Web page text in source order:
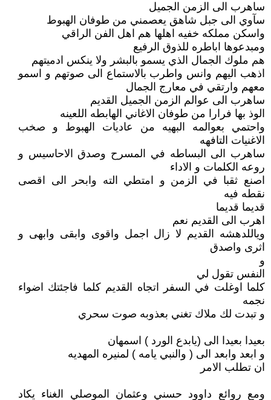
ساهرب الى الزمن الجميل
سآوي الى جبل شاهق يعصمني من طوفان الهبوط
واسكن مملكه خفيه اهلها هم اهل الفن الراقي
ومبدعوها اباطره للذوق الرفيع
هم ملوك الجمال الذي يسمو بالبشر ولا ينكس ادميتهم
اذهب اليهم وانس واطرب بالاستماع الى صوتهم و اسمو
معهم وارتقي في معارج الجمال
ساهرب الى عوالم الزمن الجميل القديم
الوذ بها فرارا من طوفان الاغاني الهابطه اللعينه
واحتمي بعوالمه البهيه من عاديات الهبوط و صخب
الاغنيات التافهه
ساهرب الى البساطه في المسرح وصدق الاحاسيس و
روعه الكلمات و الاداء
اصنع ثقبا في الزمن و امتطي الته وابحر الى اقصى
نقطه فيه
قديما قديما
اهرب الى القديم نعم
وياللدهشه القديم لا زال اجمل واقوى وابقى وابهى و
اثرى واصدق
و
النفس تقول لي
كلما اوغلت في السفر اتجاه القديم كلما فاجئتك اضواء
نجمه
و تبدت لك ملاك تغني بعذوبه صوت سحري
بعيدا بعيدا الى (يابدع الورد ) اسمهان
و ابعد وابعد الى ( والنبي يامه ) لمنيره المهديه
ان تطلب الامر
ومع روائع داوود حسني وعثمان الموصلي الغناء يكاد